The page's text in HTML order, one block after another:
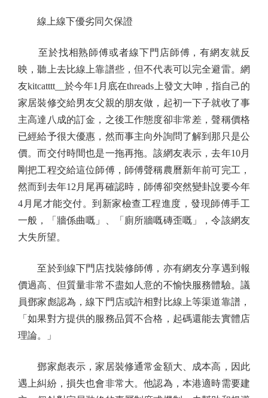
線上線下優劣同欠保證
至於找相熟師傅或者線下門店師傅，有網友就反
映，聽上去比線上靠譜些，但不代表可以完全避雷。網
友kitcatttt__於今年1月底在threads上發文大呻，指自己的
家居裝修交給男友父親的朋友做，起初一下子就收了事
主高達八成的訂金，之後工作態度卻非常差，聲稱價格
已經給予很大優惠，然而事主向外詢問了解到那只是公
價。而交付時間也是一拖再拖。該網友表示，去年10月
剛把工程交給這位師傅，師傅聲稱農曆新年前可完工，
然而到去年12月尾再確認時，師傅卻突然變卦說要今年
4月尾才能交付。到新家檢查工程進度，發現師傅手工
一般，「牆係曲嘅」、「廁所牆嘅磚歪嘅」，令該網友
大失所望。
至於到線下門店找裝修師傅，亦有網友分享遇到報
價過高、但質量非常不盡如人意的不愉快服務體驗。議
員鄧家彪認為，線下門店或許相對比線上等渠道靠譜，
「如果對方提供的服務品質不合格，起碼還能去實體店
理論。」
鄧家彪表示，家居裝修通常金額大、成本高，因此
遇上糾紛，損失也會非常大。他認為，本港適時需要建